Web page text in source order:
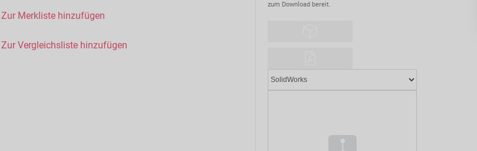
Zur Merkliste hinzufügen
Zur Vergleichsliste hinzufügen
zum Download bereit.